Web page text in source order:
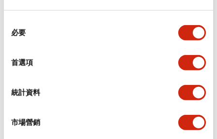
必要
首選項
統計資料
市場營銷
安裝和安裝規範